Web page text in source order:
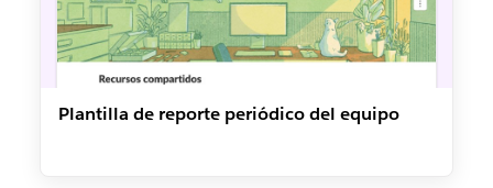
Plantilla de reporte periódico del equipo